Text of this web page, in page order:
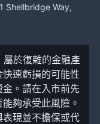
Shellbridge Way,
屬於復雜的金融產
速虧損的可能性
。請在入市前先
夠承受此風險。
現並不擔保或代